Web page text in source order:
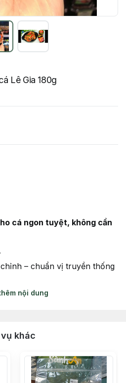
Lê Gia 180g
cá ngon tuyệt, không cần
– chuẩn vị truyền thống
nội dung
khác